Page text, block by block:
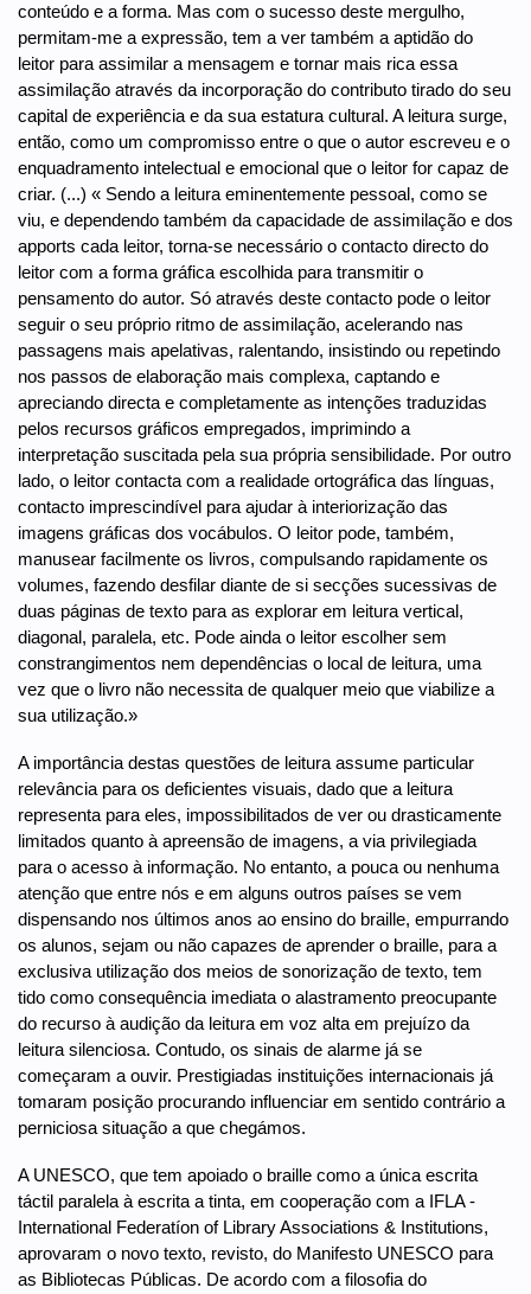
conteúdo e a forma. Mas com o sucesso deste mergulho,
permitam-me a expressão, tem a ver também a aptidão do
leitor para assimilar a mensagem e tornar mais rica essa
assimilação através da incorporação do contributo tirado do seu
capital de experiência e da sua estatura cultural. A leitura surge,
então, como um compromisso entre o que o autor escreveu e o
enquadramento intelectual e emocional que o leitor for capaz de
criar. (...) « Sendo a leitura eminentemente pessoal, como se
viu, e dependendo também da capacidade de assimilação e dos
apports cada leitor, torna-se necessário o contacto directo do
leitor com a forma gráfica escolhida para transmitir o
pensamento do autor. Só através deste contacto pode o leitor
seguir o seu próprio ritmo de assimilação, acelerando nas
passagens mais apelativas, ralentando, insistindo ou repetindo
nos passos de elaboração mais complexa, captando e
apreciando directa e completamente as intenções traduzidas
pelos recursos gráficos empregados, imprimindo a
interpretação suscitada pela sua própria sensibilidade. Por outro
lado, o leitor contacta com a realidade ortográfica das línguas,
contacto imprescindível para ajudar à interiorização das
imagens gráficas dos vocábulos. O leitor pode, também,
manusear facilmente os livros, compulsando rapidamente os
volumes, fazendo desfilar diante de si secções sucessivas de
duas páginas de texto para as explorar em leitura vertical,
diagonal, paralela, etc. Pode ainda o leitor escolher sem
constrangimentos nem dependências o local de leitura, uma
vez que o livro não necessita de qualquer meio que viabilize a
sua utilização.»
A importância destas questões de leitura assume particular
relevância para os deficientes visuais, dado que a leitura
representa para eles, impossibilitados de ver ou drasticamente
limitados quanto à apreensão de imagens, a via privilegiada
para o acesso à informação. No entanto, a pouca ou nenhuma
atenção que entre nós e em alguns outros países se vem
dispensando nos últimos anos ao ensino do braille, empurrando
os alunos, sejam ou não capazes de aprender o braille, para a
exclusiva utilização dos meios de sonorização de texto, tem
tido como consequência imediata o alastramento preocupante
do recurso à audição da leitura em voz alta em prejuízo da
leitura silenciosa. Contudo, os sinais de alarme já se
começaram a ouvir. Prestigiadas instituições internacionais já
tomaram posição procurando influenciar em sentido contrário a
perniciosa situação a que chegámos.
A UNESCO, que tem apoiado o braille como a única escrita
táctil paralela à escrita a tinta, em cooperação com a IFLA -
International Federatíon of Library Associations & Institutions,
aprovaram o novo texto, revisto, do Manifesto UNESCO para
as Bibliotecas Públicas. De acordo com a filosofia do